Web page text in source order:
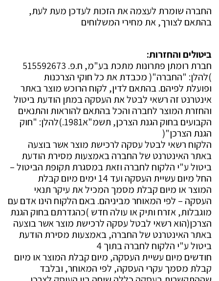
החברה שומרת לעצמה את הזכות לעדכן מעת לעת,
בהתאם לצורך, את מחירי המשלוחים
ביטולים והחזרות:
חברת רומתן פתרונות מתכת בע"מ, ח.פ. 515592673
)להלן: "החברה"( מכבדת את כל חוקי הצרכנות
ופועלת לפיהם. בהתאם לדין, לקוח הרוכש מוצר באתר
אינטרנט זה רשאי לבטל את העסקה במתן הודעת ביטול
והחזרת המוצר לחברה והכל בהתאם להוראות והתנאים
הקבועים בחוק הגנת הצרכן, תשמ"א1981.)להלן: "חוק
הגנת הצרכן"(
הלקוח רשאי לבטל עסקה לרכישת מוצר אשר בוצעה
באתר האינטרנט של החברה באמצעות מסירת הודעת
ביטול ע"י הלקוח לחברה וזאת במסגרת תקופת הביטול –
החל מיום עשיית העסקה ועד 14 ימים מיום קבלת
המוצר או מיום קבלת מסמך המכיל את עיקר תנאי
העסקה – לפי המאוחר מביניהם. באם הלקוח הינו אדם עם
מוגבלות, אזרח ותיק או עולה חדש )כהגדרתם בחוק הגנת
הצרכן(הוא רשאי לבטל עסקה לרכישת מוצר אשר בוצעה
באתר האינטרנט של החברה, באמצעות מסירת הודעת
ביטול ע"י הלקוח לחברה בתוך 4
חודשים מיום עשיית העסקה, מיום קבלת המוצר או מיום
קבלת מסמך עקרי העסקה, לפי המאוחר, ובלבד